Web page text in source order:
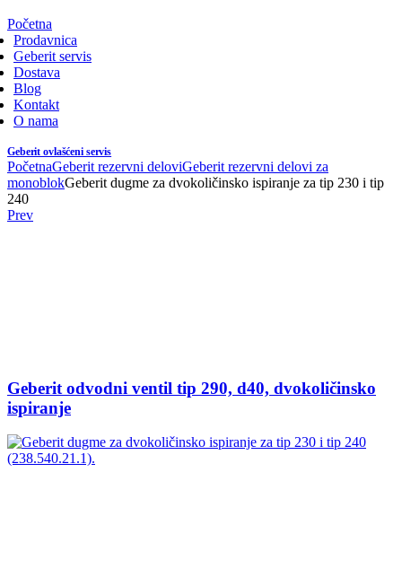
Početna
Prodavnica
Geberit servis
Dostava
Blog
Kontakt
O nama
Geberit ovlašćeni servis
PočetnaGeberit rezervni deloviGeberit rezervni delovi za
monoblokGeberit dugme za dvokoličinsko ispiranje za tip 230 i tip
240
Prev
Geberit odvodni ventil tip 290, d40, dvokoličinsko
ispiranje